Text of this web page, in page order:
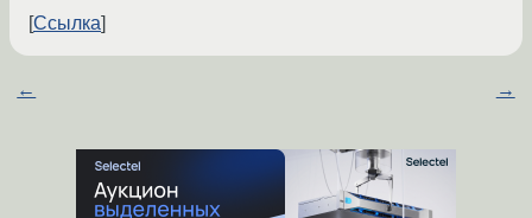
Ссылка
← →